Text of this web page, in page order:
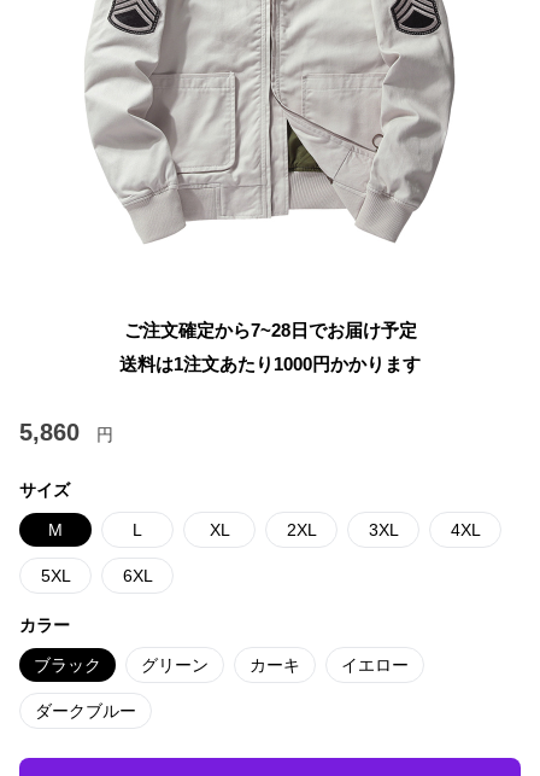
ご注文確定から7~28日でお届け予定
送料は1注文あたり 1000円かかります
5,860 円
サイズ
M L XL 2XL 3XL 4XL
5XL 6XL
カラー
ブラック グリーン カーキ イエロー
ダークブルー